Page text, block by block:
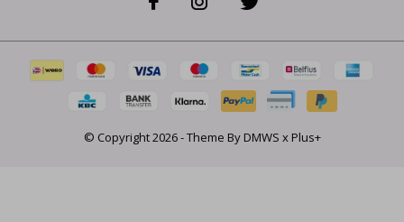
© Copyright2026- Theme ByDMWS xPlus+